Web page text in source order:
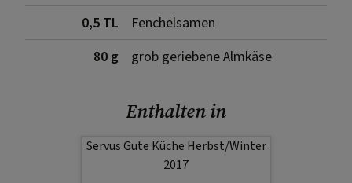
0,5 TL
Fenchelsamen
80 g
grob geriebene Almkäse
Enthalten in
Servus Gute Küche Herbst/Winter
2017